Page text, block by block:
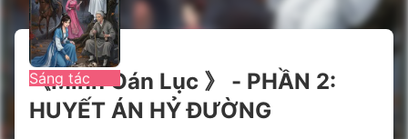
Sáng tác
《Minh Oán Lục 》 - PHẦN 2:
HUYẾT ÁN HỶ ĐƯỜNG